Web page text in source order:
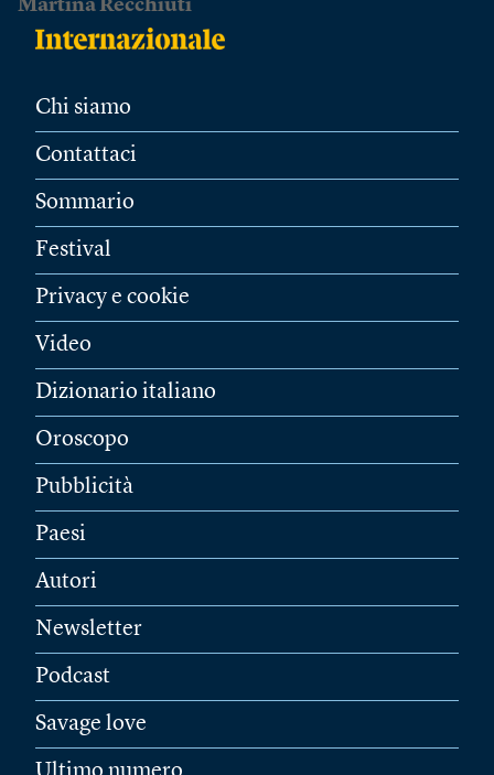
Martina Recchiuti
Chi siamo
Contattaci
Sommario
Festival
Privacy e cookie
Video
Dizionario italiano
Oroscopo
Pubblicità
Paesi
Autori
Newsletter
Podcast
Savage love